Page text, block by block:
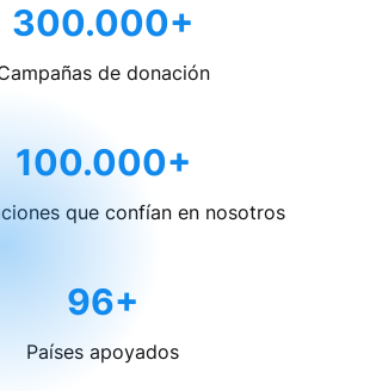
300.000+
de donación
100.000+
que confían en nosotros
96+
Países apoyados